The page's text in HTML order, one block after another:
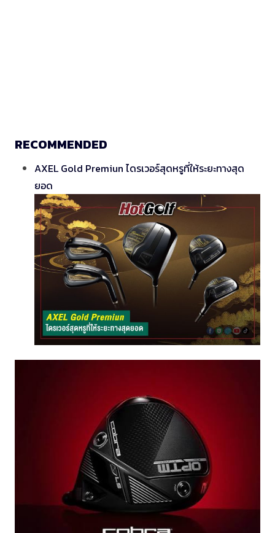
RECOMMENDED
AXEL Gold Premiun ไดรเวอร์สุดหรูที่ให้ระยะทางสุด
ยอด